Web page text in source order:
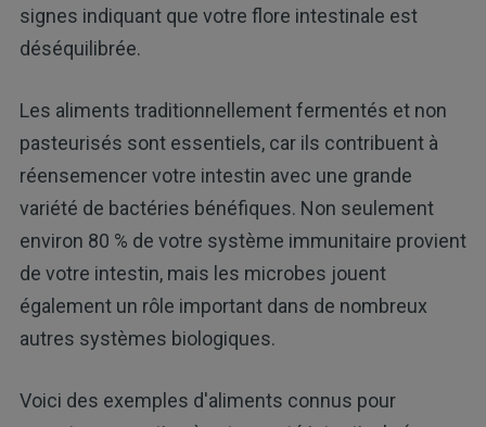
signes indiquant que votre flore intestinale est
déséquilibrée.
Les aliments traditionnellement fermentés et non
pasteurisés sont essentiels, car ils contribuent à
réensemencer votre intestin avec une grande
variété de bactéries bénéfiques. Non seulement
environ 80 % de votre système immunitaire provient
de votre intestin, mais les microbes jouent
également un rôle important dans de nombreux
autres systèmes biologiques.
Voici des exemples d'aliments connus pour